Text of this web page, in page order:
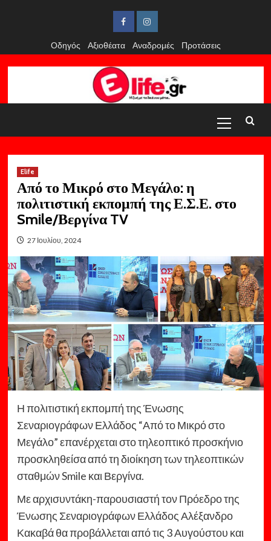
FacebookInstagram
Οδηγός
Αξιοθέατα Αναδρομές Προτάσεις
Menu
Elife
Από το Μικρό στο Μεγάλο: η
πολιτιστική εκπομπή της Ε.Σ.Ε. στο
Smile/Βεργίνα TV
27 Ιουλίου, 2024
Η πολιτιστική εκπομπή της Ένωσης
Σεναριογράφων Ελλάδος “Από το Μικρό στο
Μεγάλο” επανέρχεται στο τηλεοπτικό προσκήνιο
προσκληθείσα από τη διοίκηση των τηλεοπτικών
σταθμών Smile και Βεργίνα.
Με αρχισυντάκη-παρουσιαστή τον Πρόεδρο της
Ένωσης Σεναριογράφων Ελλάδος Αλέξανδρο
Κακαβά θα προβάλλεται από τις 3 Αυγούστου και